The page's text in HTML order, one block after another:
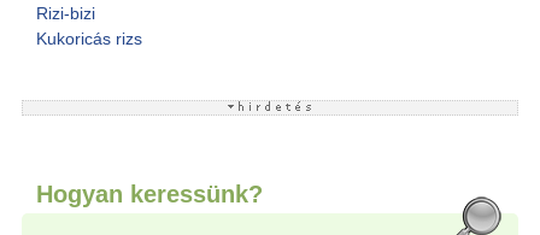
Rizi-bizi
Kukoricás rizs
Hogyan keressünk?